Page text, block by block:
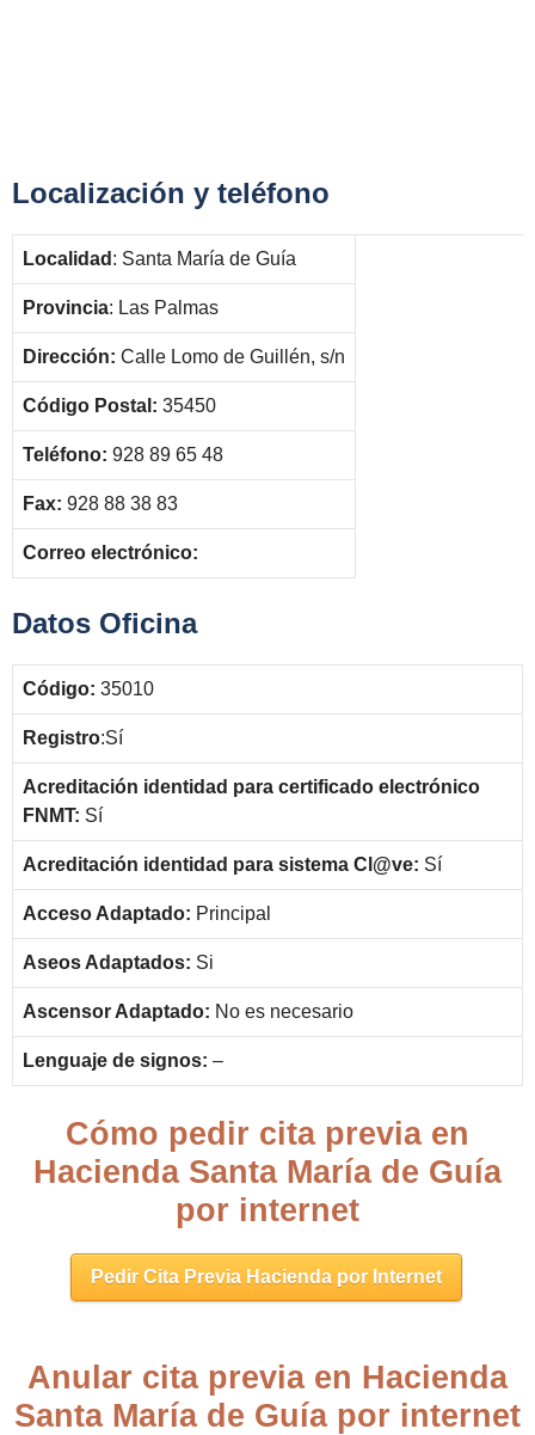
Localización y teléfono
Localidad : Santa María de Guía
Provincia: Las Palmas
Dirección: Calle Lomo de Guillén, s/n
Código Postal: 35450
Teléfono: 928 89 65 48
Fax: 928 88 38 83
Correo electrónico:
Datos Oficina
Código: 35010
Registro:Sí
Acreditación identidad para certificado electrónico
FNMT: Sí
Acreditación identidad para sistema Cl@ve: Sí
Acceso Adaptado: Principal
Aseos Adaptados: Si
Ascensor Adaptado: No es necesario
Lenguaje de signos: –
Cómo pedir cita previa en
Hacienda Santa María de Guía
por internet
Pedir Cita Previa Hacienda por Internet
Anular cita previa en Hacienda
Santa María de Guía por internet